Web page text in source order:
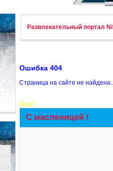
Развлекательный портал
Ошибка 404
Страница на сайте не
New!
С масленицей !